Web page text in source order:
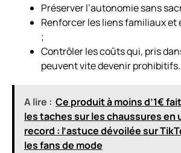
Préserver l’autonomie sans
Renforcer les liens familiaux et
;
Contrôler les coûts qui, pris
peuvent vite devenir prohibitifs.
A lire : Ce produit à moins d’1€
les taches sur les chaussures en
record : l’astuce dévoilée sur
les fans de mode